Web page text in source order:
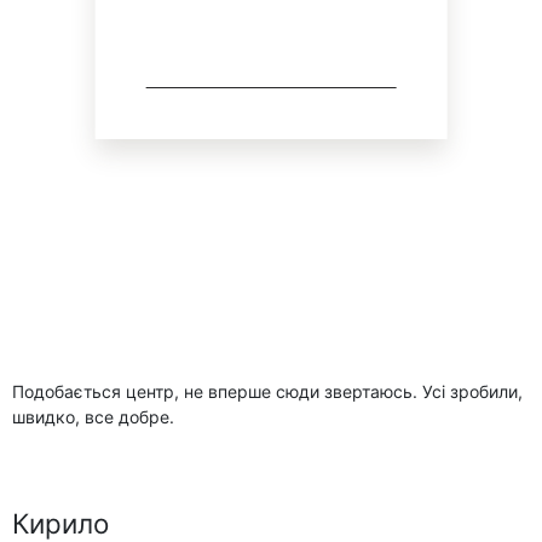
Подобається центр, не вперше сюди звертаюсь. Усі зробили,
швидко, все добре.
Кирило